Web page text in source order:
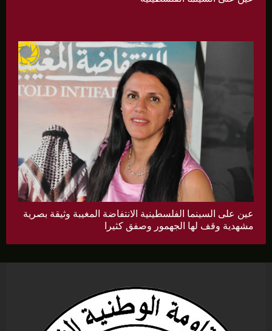
عين على السينما الفلسطينية الانتفاضة المغيبة وثيقة بصرية
مشهدية وقف لها الجهمور وصفق كثيرا